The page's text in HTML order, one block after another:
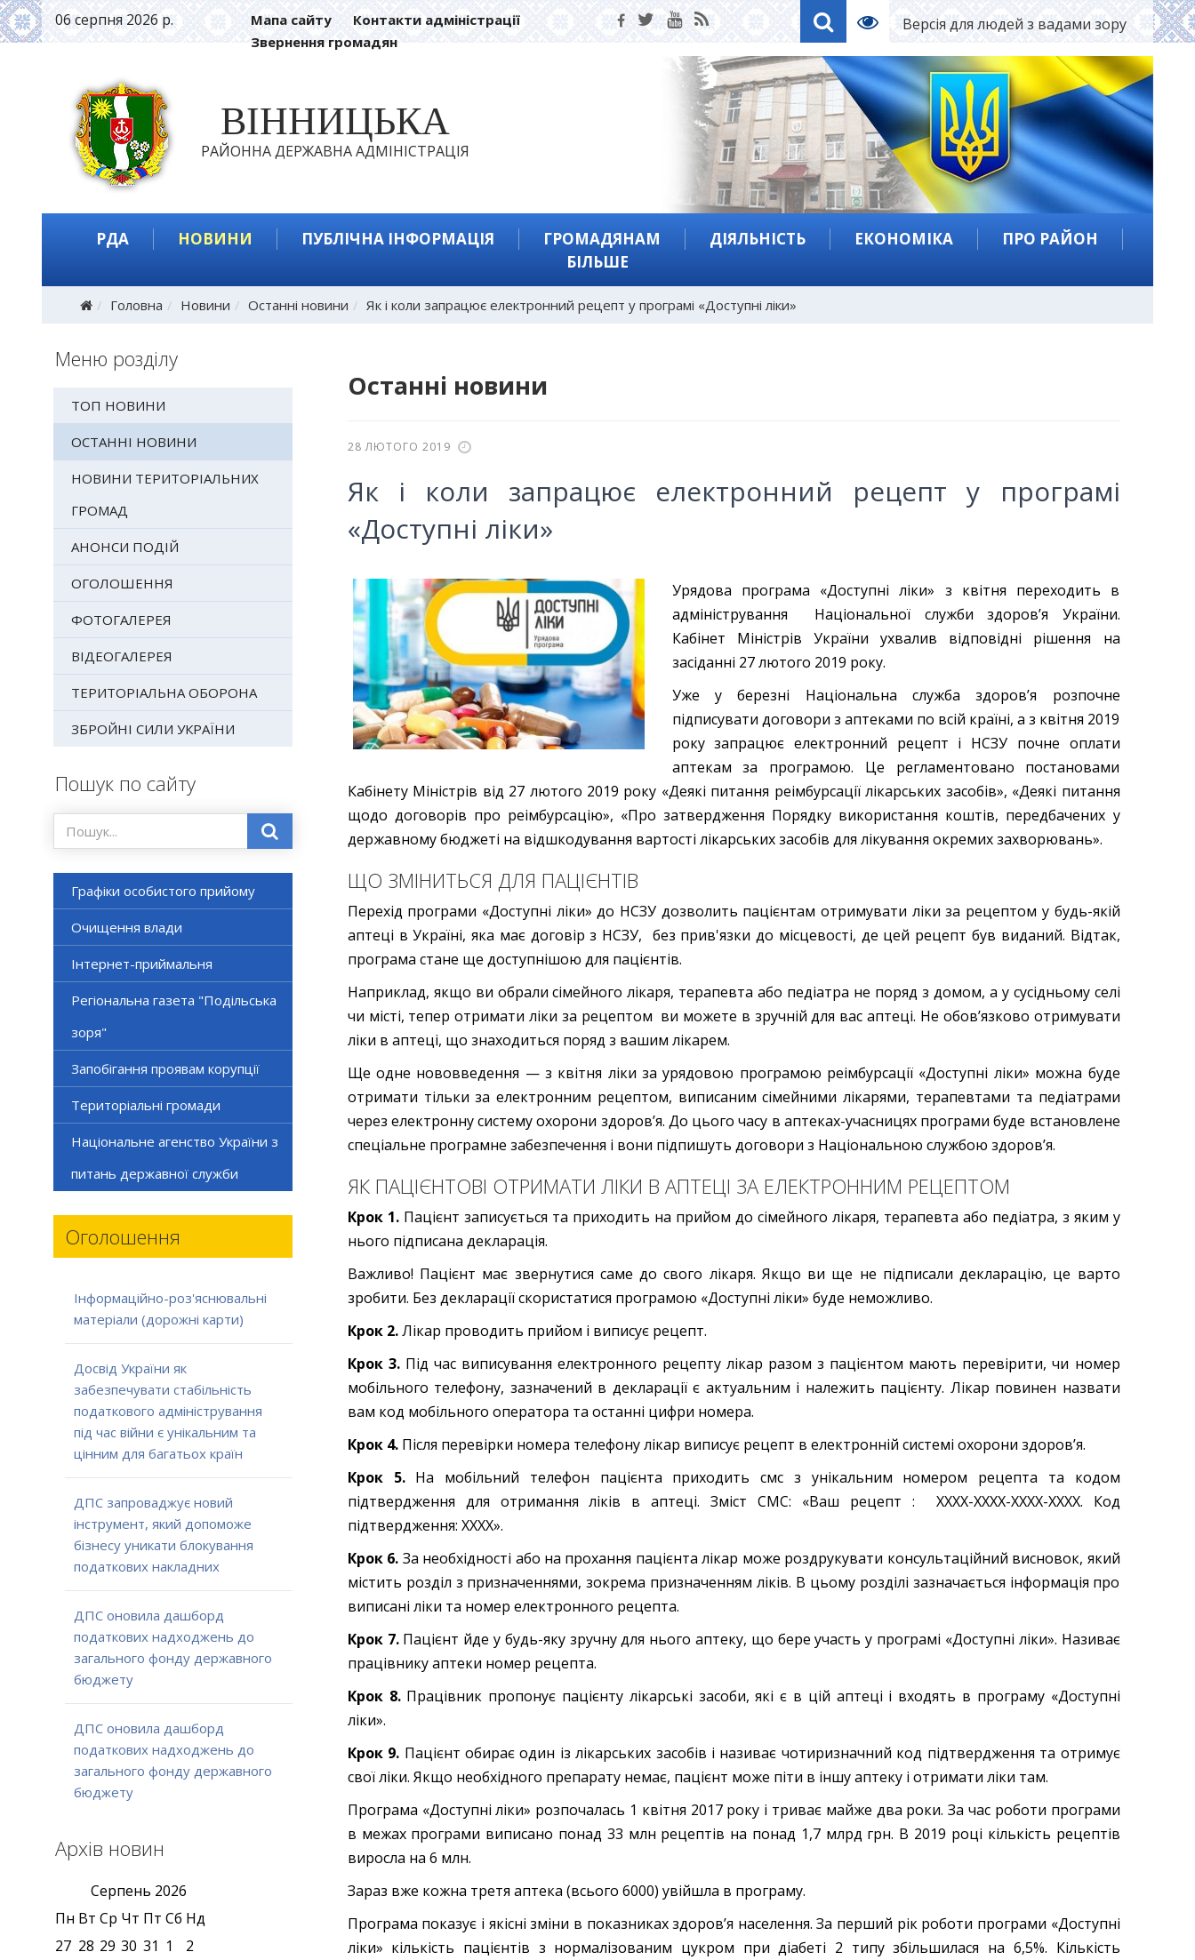
06 серпня 2026 р. Мапа сайту
Контакти адміністрації
Звернення громадян
Версія для людей з вадами зору
ВІННИЦЬКА
РАЙОННА ДЕРЖАВНА АДМІНІСТРАЦІЯ
РДА НОВИНИ ПУБЛІЧНА ІНФОРМАЦІЯ ГРОМАДЯНАМ ДІЯЛЬНІСТЬ ЕКОНОМІКА
ПРО РАЙОН
БІЛЬШЕ
Головна Новини Останні новини Як і коли запрацює електронний рецепт у програмі «Доступні ліки»
Меню розділу
ТОП НОВИНИ
ОСТАННІ НОВИНИ
НОВИНИ ТЕРИТОРІАЛЬНИХ
ГРОМАД
АНОНСИ ПОДІЙ
ОГОЛОШЕННЯ
ФОТОГАЛЕРЕЯ
ВІДЕОГАЛЕРЕЯ
ТЕРИТОРІАЛЬНА ОБОРОНА
ЗБРОЙНІ СИЛИ УКРАЇНИ
Пошук по сайту
Графіки особистого прийому
Очищення влади
Інтернет-приймальня
Регіональна газета "Подільська
зоря"
Запобігання проявам корупції
Територіальні громади
Національне агенство України з
питань державної служби
Оголошення
Інформаційно-роз'яснювальні
матеріали (дорожні карти)
Досвід України як
забезпечувати стабільність
податкового адміністрування
під час війни є унікальним та
цінним для багатьох країн
ДПС запроваджує новий
інструмент, який допоможе
бізнесу уникати блокування
податкових накладних
ДПС оновила дашборд
податкових надходжень до
загального фонду державного
бюджету
ДПС оновила дашборд
податкових надходжень до
загального фонду державного
бюджету
Архів новин
Серпень 2026
Пн Вт Ср Чт Пт Сб Нд
27 28 29 30 31 1
2
Останні новини
28 ЛЮТОГО 2019
Як і коли запрацює електронний рецепт у програмі
«Доступні ліки»
Урядова програма «Доступні ліки» з квітня переходить в
адміністрування Національної служби здоров’я України.
Кабінет Міністрів України ухвалив відповідні рішення на
засіданні 27 лютого 2019 року.
Уже у березні Національна служба здоров’я розпочне
підписувати договори з аптеками по всій країні, а з квітня 2019
року запрацює електронний рецепт і НСЗУ почне оплати
аптекам за програмою. Це регламентовано постановами
Кабінету Міністрів від 27 лютого 2019 року «Деякі питання реімбурсації лікарських засобів», «Деякі питання
щодо договорів про реімбурсацію», «Про затвердження Порядку використання коштів, передбачених у
державному бюджеті на відшкодування вартості лікарських засобів для лікування окремих захворювань».
ЩО ЗМІНИТЬСЯ ДЛЯ ПАЦІЄНТІВ
Перехід програми «Доступні ліки» до НСЗУ дозволить пацієнтам отримувати ліки за рецептом у будь-якій
аптеці в Україні, яка має договір з НСЗУ, без прив'язки до місцевості, де цей рецепт був виданий. Відтак,
програма стане ще доступнішою для пацієнтів.
Наприклад, якщо ви обрали сімейного лікаря, терапевта або педіатра не поряд з домом, а у сусідньому селі
чи місті, тепер отримати ліки за рецептом ви можете в зручній для вас аптеці. Не обов’язково отримувати
ліки в аптеці, що знаходиться поряд з вашим лікарем.
Ще одне нововведення — з квітня ліки за урядовою програмою реімбурсації «Доступні ліки» можна буде
отримати тільки за електронним рецептом, виписаним сімейними лікарями, терапевтами та педіатрами
через електронну систему охорони здоров’я. До цього часу в аптеках-учасницях програми буде встановлене
спеціальне програмне забезпечення і вони підпишуть договори з Національною службою здоров’я.
ЯК ПАЦІЄНТОВІ ОТРИМАТИ ЛІКИ В АПТЕЦІ ЗА ЕЛЕКТРОННИМ РЕЦЕПТОМ
Крок 1.Пацієнт записується та приходить на прийом до сімейного лікаря, терапевта або педіатра, з яким у
нього підписана декларація.
Важливо! Пацієнт має звернутися саме до свого лікаря. Якщо ви ще не підписали декларацію, це варто
зробити. Без декларації скористатися програмою «Доступні ліки» буде неможливо.
Крок 2.Лікар проводить прийом і виписує рецепт.
Крок 3. Під час виписування електронного рецепту лікар разом з пацієнтом мають перевірити, чи номер
мобільного телефону, зазначений в декларації є актуальним і належить пацієнту. Лікар повинен назвати
вам код мобільного оператора та останні цифри номера.
Крок 4.Після перевірки номера телефону лікар виписує рецепт в електронній системі охорони здоров’я.
Крок 5. На мобільний телефон пацієнта приходить смс з унікальним номером рецепта та кодом
підтвердження для отримання ліків в аптеці. Зміст СМС: «Ваш рецепт : ХХХХ-ХХХХ-ХХХХ-ХХХХ. Код
підтвердження: ХХХХ».
Крок 6. За необхідності або на прохання пацієнта лікар може роздрукувати консультаційний висновок, який
містить розділ з призначеннями, зокрема призначенням ліків. В цьому розділі зазначається інформація про
виписані ліки та номер електронного рецепта.
Крок 7.Пацієнт йде у будь-яку зручну для нього аптеку, що бере участь у програмі «Доступні ліки». Називає
працівнику аптеки номер рецепта.
Крок 8. Працівник пропонує пацієнту лікарські засоби, які є в цій аптеці і входять в програму «Доступні
ліки».
Крок 9. Пацієнт обирає один із лікарських засобів і називає чотиризначний код підтвердження та отримує
свої ліки. Якщо необхідного препарату немає, пацієнт може піти в іншу аптеку і отримати ліки там.
Програма «Доступні ліки» розпочалась 1 квітня 2017 року і триває майже два роки. За час роботи програми
в межах програми виписано понад 33 млн рецептів на понад 1,7 млрд грн. В 2019 році кількість рецептів
виросла на 6 млн.
Зараз вже кожна третя аптека (всього 6000) увійшла в програму.
Програма показує і якісні зміни в показниках здоров’я населення. За перший рік роботи програми «Доступні
ліки» кількість пацієнтів з нормалізованим цукром при діабеті 2 типу збільшилася на 6,5%. Кількість